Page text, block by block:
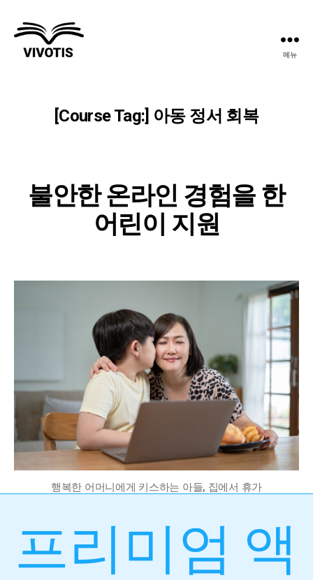
메뉴
[Course Tag:] 아동 정서 회복
불안한 온라인 경험을 한
어린이 지원
행복한 어머니에게 키스하는 아들, 집에서 휴가
프리미엄 액